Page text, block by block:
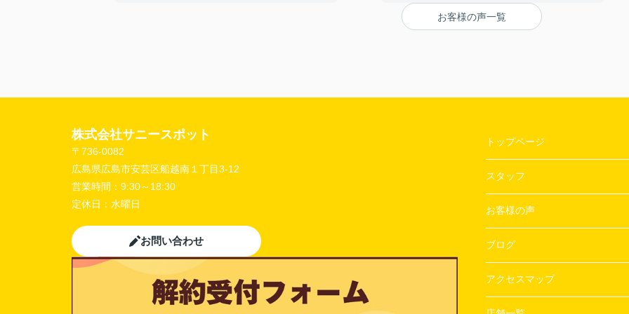
【担当者へのひとこと・ふたこと】
〇よかったこと：
対応がとてもやわらかく、不なれな私たちにと
お客様の声一覧
株式会社サニースポット
〒736-0082
広島県広島市安芸区船越南１丁目3-12
営業時間： 9:30～18:30
定休日： 水曜日
お問い合わせ
トップページ
スタッフ
お客様の声
ブログ
アクセスマップ